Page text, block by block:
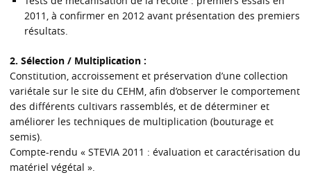
2011, à confirmer en 2012 avant présentation des premiers
résultats.
2. Sélection / Multiplication :
Constitution, accroissement et préservation d’une collection
variétale sur le site du CEHM, afin d’observer le comportement
des différents cultivars rassemblés, et de déterminer et
améliorer les techniques de multiplication (bouturage et
semis).
Compte-rendu « STEVIA 2011 : évaluation et caractérisation du
matériel végétal ».